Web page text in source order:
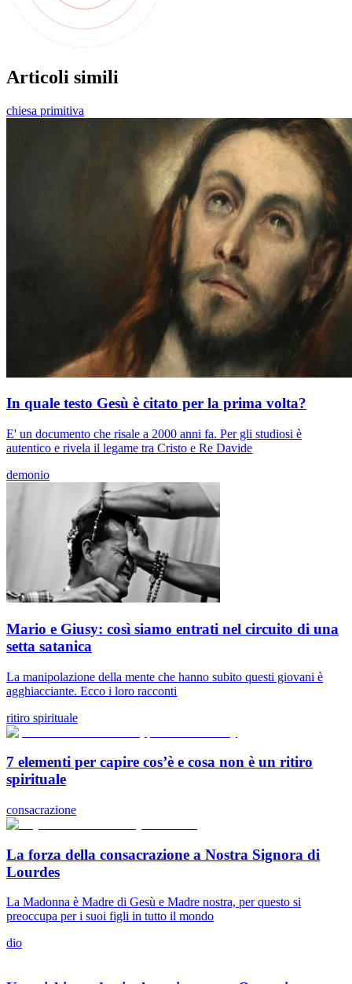
Articoli simili
chiesa primitiva
In quale testo Gesù è citato per la prima volta?
E' un documento che risale a 2000 anni fa. Per gli studiosi è
autentico e rivela il legame tra Cristo e Re Davide
demonio
Mario e Giusy: così siamo entrati nel circuito di una
setta satanica
La manipolazione della mente che hanno subito questi giovani è
agghiacciante. Ecco i loro racconti
ritiro spirituale
7 elementi per capire cos’è e cosa non è un ritiro
spirituale
consacrazione
La forza della consacrazione a Nostra Signora di
Lourdes
La Madonna è Madre di Gesù e Madre nostra, per questo si
preoccupa per i suoi figli in tutto il mondo
dio